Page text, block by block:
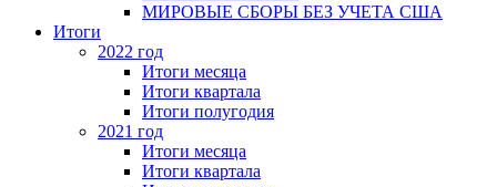
МИРОВЫЕ СБОРЫ БЕЗ УЧЕТА США
Итоги
2022 год
Итоги месяца
Итоги квартала
Итоги полугодия
2021 год
Итоги месяца
Итоги квартала